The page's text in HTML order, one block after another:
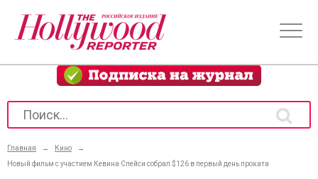
Главная → Кино
→
Новый фильм с участием Кевина Спейси собрал $126 в первый день проката